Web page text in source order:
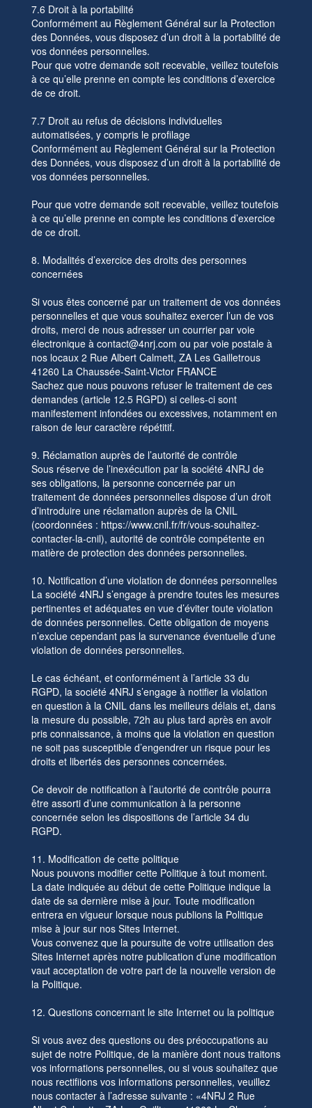
7.6 Droit à la portabilité
Conformément au Règlement Général sur la Protection
des Données, vous disposez d’un droit à la portabilité de
vos données personnelles.
Pour que votre demande soit recevable, veillez toutefois
à ce qu’elle prenne en compte les conditions d’exercice
de ce droit.
7.7 Droit au refus de décisions individuelles
automatisées, y compris le profilage
Conformément au Règlement Général sur la Protection
des Données, vous disposez d’un droit à la portabilité de
vos données personnelles.
Pour que votre demande soit recevable, veillez toutefois
à ce qu’elle prenne en compte les conditions d’exercice
de ce droit.
8. Modalités d’exercice des droits des personnes
concernées
Si vous êtes concerné par un traitement de vos données
personnelles et que vous souhaitez exercer l’un de vos
droits, merci de nous adresser un courrier par voie
électronique à contact@4nrj.com ou par voie postale à
nos locaux 2 Rue Albert Calmett, ZA Les Gailletrous
41260 La Chaussée-Saint-Victor FRANCE
Sachez que nous pouvons refuser le traitement de ces
demandes (article 12.5 RGPD) si celles-ci sont
manifestement infondées ou excessives, notamment en
raison de leur caractère répétitif.
9. Réclamation auprès de l’autorité de contrôle
Sous réserve de l’inexécution par la société 4NRJ de
ses obligations, la personne concernée par un
traitement de données personnelles dispose d’un droit
d’introduire une réclamation auprès de la CNIL
(coordonnées : https://www.cnil.fr/fr/vous-souhaitez-
contacter-la-cnil), autorité de contrôle compétente en
matière de protection des données personnelles.
10. Notification d’une violation de données personnelles
La société 4NRJ s’engage à prendre toutes les mesures
pertinentes et adéquates en vue d’éviter toute violation
de données personnelles. Cette obligation de moyens
n’exclue cependant pas la survenance éventuelle d’une
violation de données personnelles.
Le cas échéant, et conformément à l’article 33 du
RGPD, la société 4NRJ s’engage à notifier la violation
en question à la CNIL dans les meilleurs délais et, dans
la mesure du possible, 72h au plus tard après en avoir
pris connaissance, à moins que la violation en question
ne soit pas susceptible d’engendrer un risque pour les
droits et libertés des personnes concernées.
Ce devoir de notification à l’autorité de contrôle pourra
être assorti d’une communication à la personne
concernée selon les dispositions de l’article 34 du
RGPD.
11. Modification de cette politique
Nous pouvons modifier cette Politique à tout moment.
La date indiquée au début de cette Politique indique la
date de sa dernière mise à jour. Toute modification
entrera en vigueur lorsque nous publions la Politique
mise à jour sur nos Sites Internet.
Vous convenez que la poursuite de votre utilisation des
Sites Internet après notre publication d’une modification
vaut acceptation de votre part de la nouvelle version de
la Politique.
12. Questions concernant le site Internet ou la politique
Si vous avez des questions ou des préoccupations au
sujet de notre Politique, de la manière dont nous traitons
vos informations personnelles, ou si vous souhaitez que
nous rectifiions vos informations personnelles, veuillez
nous contacter à l’adresse suivante : «4NRJ 2 Rue